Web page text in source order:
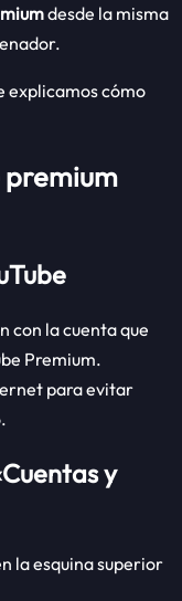
desde la misma
explicamos cómo
premium
con la cuenta que
Premium.
para evitar
y
la esquina superior